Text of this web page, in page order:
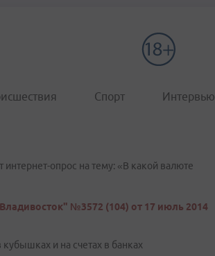
Спорт Интервью
опрос на тему: «В какой валюте
№3572 (104) от 17 июль 2014
и на счетах в банках